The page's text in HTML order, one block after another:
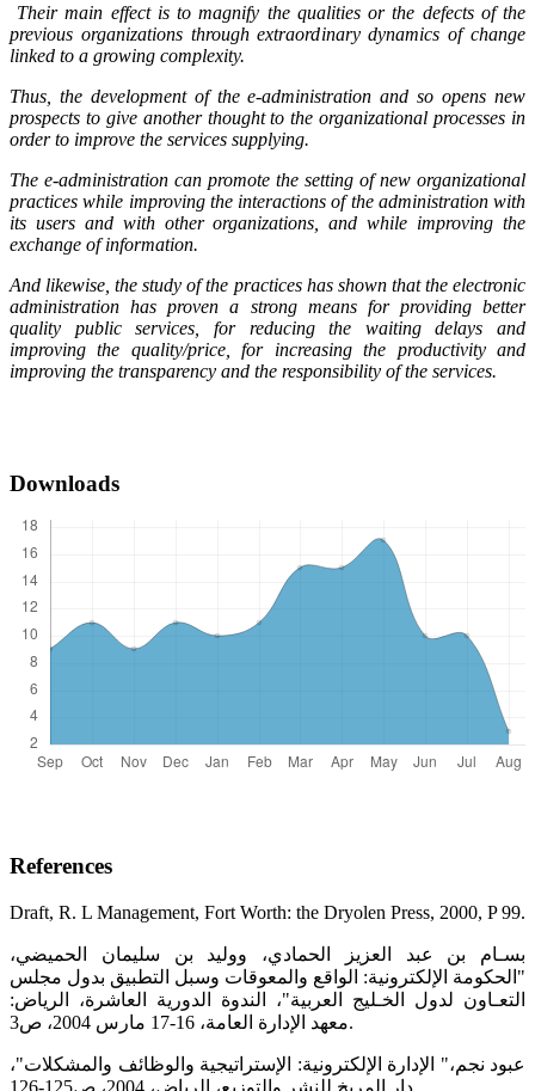
Their main effect is to magnify the qualities or the defects of the
previous organizations through extraordinary dynamics of change
linked to a growing complexity.
Thus, the development of the e-administration and so opens new
prospects to give another thought to the organizational processes in
order to improve the services supplying.
The e-administration can promote the setting of new organizational
practices while improving the interactions of the administration with
its users and with other organizations, and while improving the
exchange of information.
And likewise, the study of the practices has shown that the electronic
administration has proven a strong means for providing better
quality public services, for reducing the waiting delays and
improving the quality/price, for increasing the productivity and
improving the transparency and the responsibility of the services.
Downloads
References
Draft, R. L Management, Fort Worth: the Dryolen Press, 2000, P 99.
بسـام بن عبد العزيز الحمادي، ووليد بن سليمان الحميضي،
"الحكومة الإلكترونية: الواقع والمعوقات وسبل التطبيق بدول مجلس
التعـاون لدول الخـليج العربية"، الندوة الدورية العاشرة، الرياض:
معهد الإدارة العامة، 16-17 مارس 2004، ص3.
عبود نجم،" الإدارة الإلكترونية: الإستراتيجية والوظائف والمشكلات"،